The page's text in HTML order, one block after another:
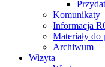
Komunikaty
Informacja
Materiały do
Archiwum
Wizyta